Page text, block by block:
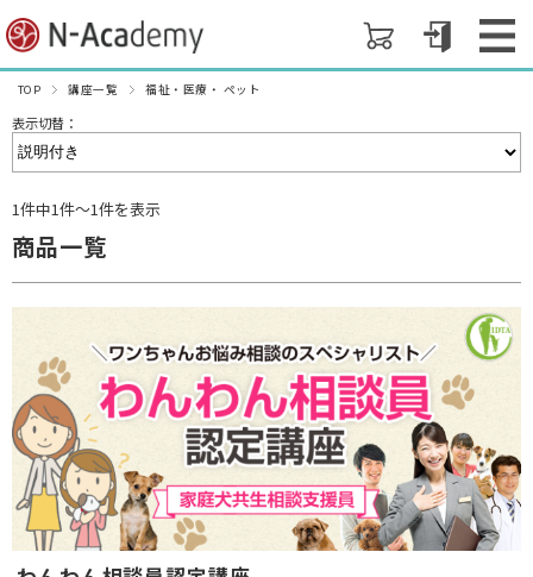
TOP 講座一覧 福祉・医療・ ペット
表示切替：
1件中1件～1件を表示
商品一覧